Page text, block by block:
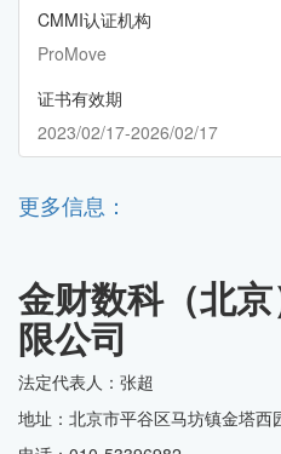
CMMI认证机构
ProMove
证书有效期
2023/02/17-2026/02/17
更多信息：
金财数科（北
限公司
法定代表人：张超
地址：北京市平谷区马坊镇金塔西